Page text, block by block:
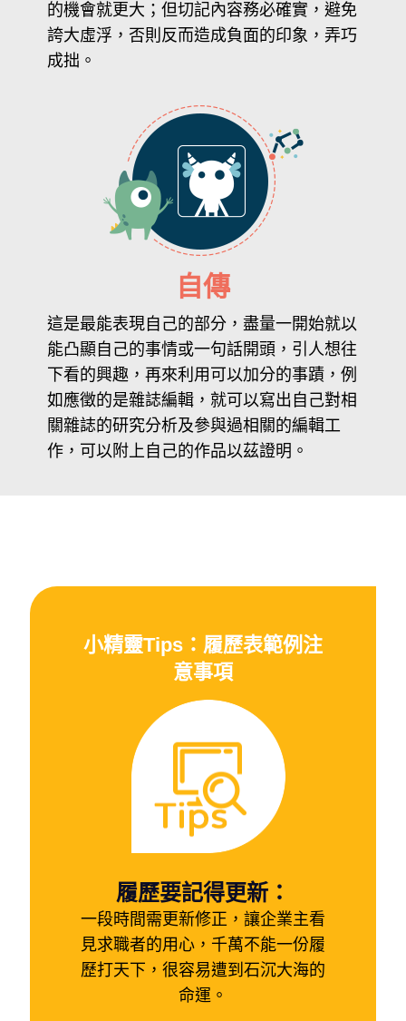
的機會就更大；但切記內容務必確實，避免
誇大虛浮，否則反而造成負面的印象，弄巧
成拙。
自傳
這是最能表現自己的部分，盡量一開始就以
能凸顯自己的事情或一句話開頭，引人想往
下看的興趣，再來利用可以加分的事蹟，例
如應徵的是雜誌編輯，就可以寫出自己對相
關雜誌的研究分析及參與過相關的編輯工
作，可以附上自己的作品以茲證明。
小精靈Tips：履歷表範例注
意事項
履歷要記得更新：
一段時間需更新修正，讓企業主看
見求職者的用心，千萬不能一份履
歷打天下，很容易遭到石沉大海的
命運。